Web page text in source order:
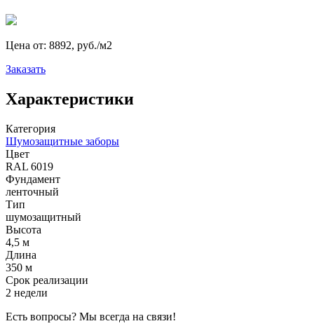
Цена от: 8892, руб./м2
Заказать
Характеристики
Категория
Шумозащитные заборы
Цвет
RAL 6019
Фундамент
ленточный
Тип
шумозащитный
Высота
4,5 м
Длина
350 м
Срок реализации
2 недели
Есть вопросы? Мы всегда на связи!